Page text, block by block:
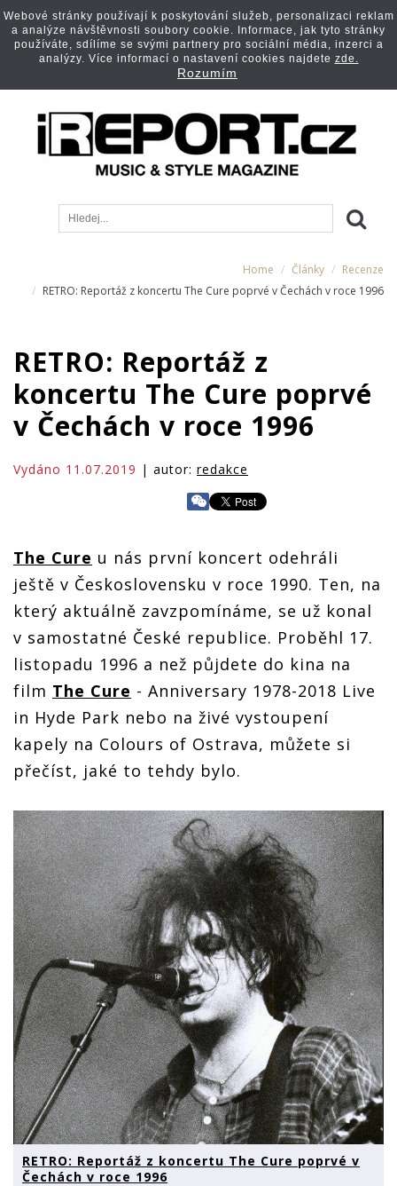
Home Články
Recenze
RETRO: Reportáž z koncertu The Cure poprvé v Čechách v roce 1996
RETRO: Reportáž z
koncertu The Cure poprvé
v Čechách v roce 1996
Vydáno 11.07.2019 | autor: redakce
The Cure u nás první koncert odehráli
ještě v Československu v roce 1990. Ten, na
který aktuálně zavzpomínáme, se už konal
v samostatné České republice. Proběhl 17.
listopadu 1996 a než půjdete do kina na
film The Cure - Anniversary 1978-2018 Live
in Hyde Park nebo na živé vystoupení
kapely na Colours of Ostrava, můžete si
přečíst, jaké to tehdy bylo.
RETRO: Reportáž z koncertu The Cure poprvé v
Čechách v roce 1996
Webové stránky používají k poskytování služeb, personalizaci reklam
a analýze návštěvnosti soubory cookie. Informace, jak tyto stránky
používáte, sdílíme se svými partnery pro sociální média, inzerci a
analýzy. Více informací o nastavení cookies najdete zde.
Rozumím